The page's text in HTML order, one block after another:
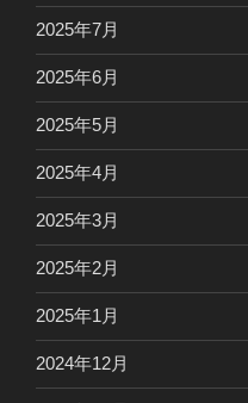
2025年7月
2025年6月
2025年5月
2025年4月
2025年3月
2025年2月
2025年1月
2024年12月